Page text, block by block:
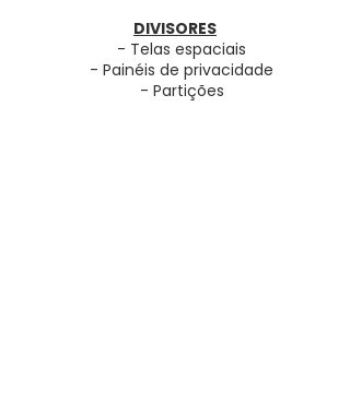
DIVISORES
- Telas espaciais
- Painéis de privacidade
- Partições